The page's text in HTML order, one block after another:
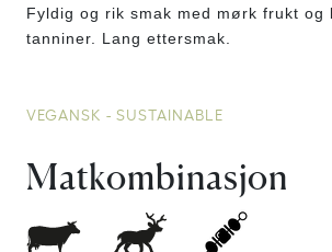
Fyldig og rik smak med mørk frukt og
tanniner. Lang ettersmak.
VEGANSK - SUSTAINABLE
Matkombinasjon